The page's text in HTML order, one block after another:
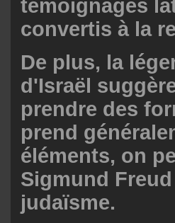
témoignages
convertis à la
De plus, la
d'Israël
prendre des
prend
éléments, on
Sigmund
judaïsme.